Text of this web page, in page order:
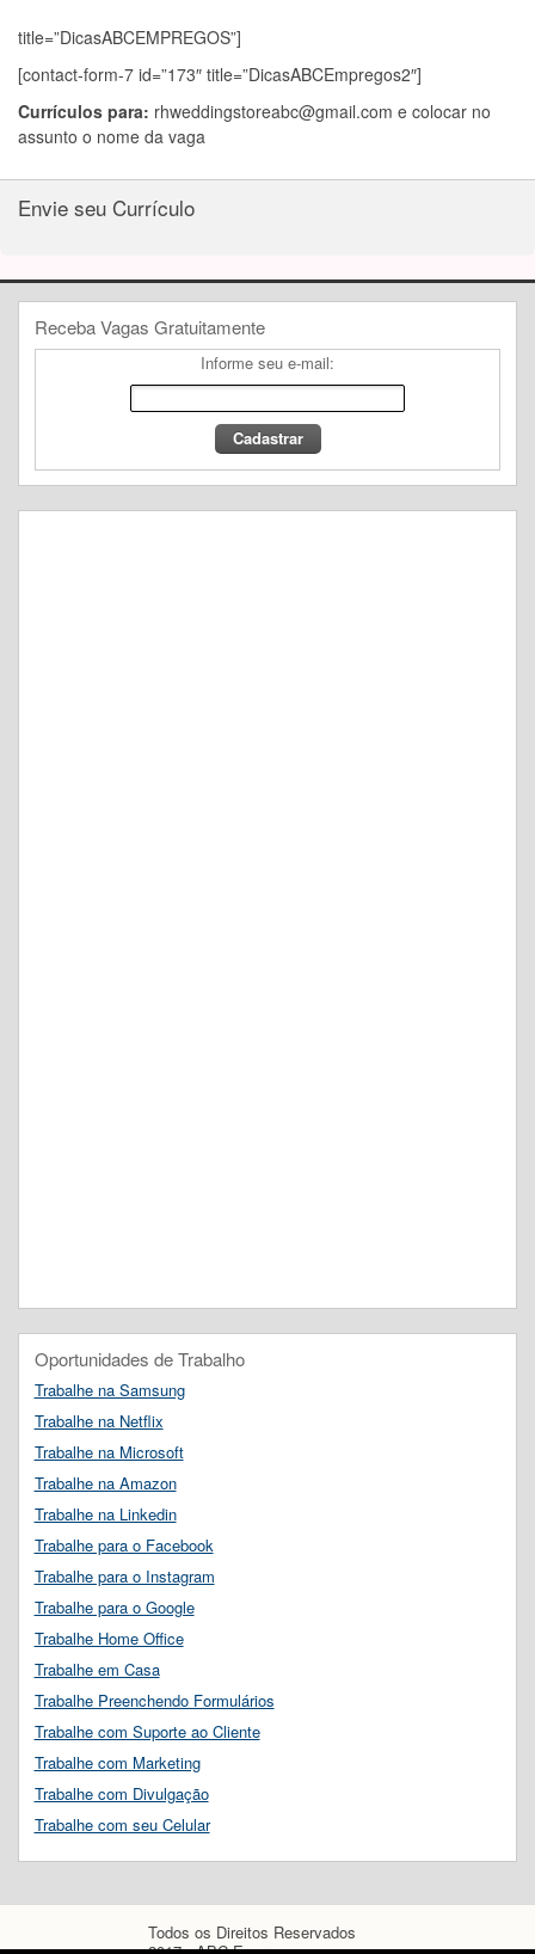
title=”DicasABCEMPREGOS”]
[contact-form-7 id=”173″ title=”DicasABCEmpregos2″]
Currículos para: rhweddingstoreabc@gmail.com e colocar no
assunto o nome da vaga
Envie seu Currículo
Receba Vagas Gratuitamente
Informe seu e-mail:
Oportunidades de Trabalho
Trabalhe na Samsung
Trabalhe na Netflix
Trabalhe na Microsoft
Trabalhe na Amazon
Trabalhe na Linkedin
Trabalhe para o Facebook
Trabalhe para o Instagram
Trabalhe para o Google
Trabalhe Home Office
Trabalhe em Casa
Trabalhe Preenchendo Formulários
Trabalhe com Suporte ao Cliente
Trabalhe com Marketing
Trabalhe com Divulgação
Trabalhe com seu Celular
Todos os Direitos Reservados